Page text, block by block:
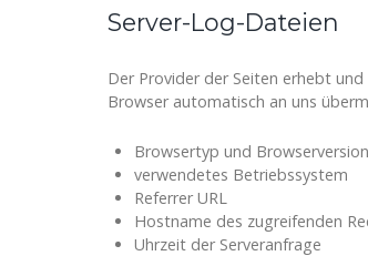
Server-Log-Dateien
Der Provider der Seiten erhebt
Browser automatisch an uns
Browsertyp und Browserversion
verwendetes Betriebssystem
Referrer URL
Hostname des zugreifenden
Uhrzeit der Serveranfrage